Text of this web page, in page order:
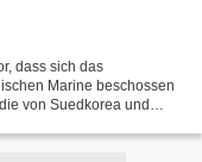
dass sich das
Marine beschossen
von Suedkorea und